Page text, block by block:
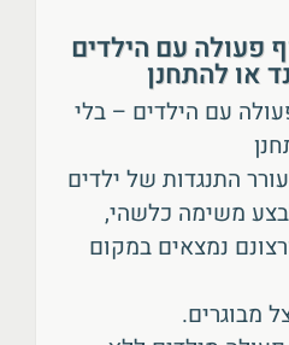
פעולה עם הילדים
או להתחנן
עם הילדים – בלי
התנגדות של ילדים
משימה כלשהי,
נמצאים במקום
מבוגרים.